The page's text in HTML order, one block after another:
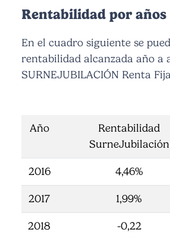
Rentabilidad por años
En el cuadro siguiente se
rentabilidad alcanzada año a
SURNEJUBILACIÓN Renta
Año
Rentabilidad
SurneJubilación
2016 4,46%
2017 1,99%
2018 -0,22